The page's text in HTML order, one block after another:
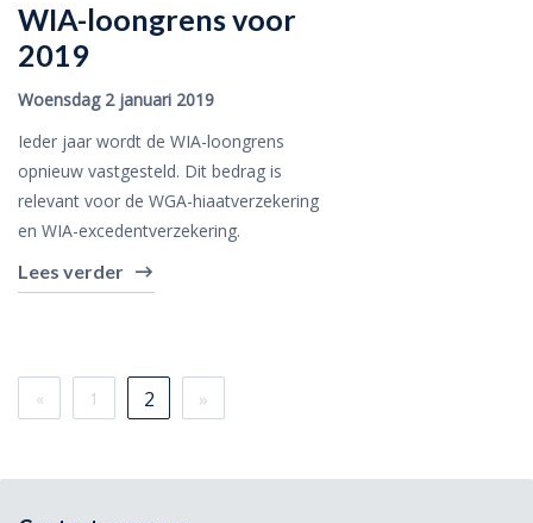
WIA-loongrens voor
2019
Woensdag 2 januari 2019
Ieder jaar wordt de WIA-loongrens
opnieuw vastgesteld. Dit bedrag is
relevant voor de WGA-hiaatverzekering
en WIA-excedentverzekering.
Lees verder
« 1 2 »